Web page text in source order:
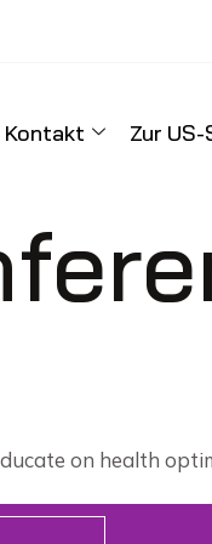
Kontakt Zur
on health